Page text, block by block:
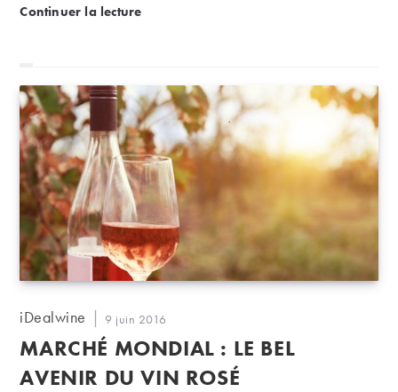
assume sa nouvelle stratégie de montée en gamme.
Continuer la lectureDe nouveaux vignobles bordelais pour le
Auteur/autrice
la
publication :
iDealwine
Publication
publiée :
9 juin 2016
MARCHÉ MONDIAL : LE BEL
AVENIR DU VIN ROSÉ